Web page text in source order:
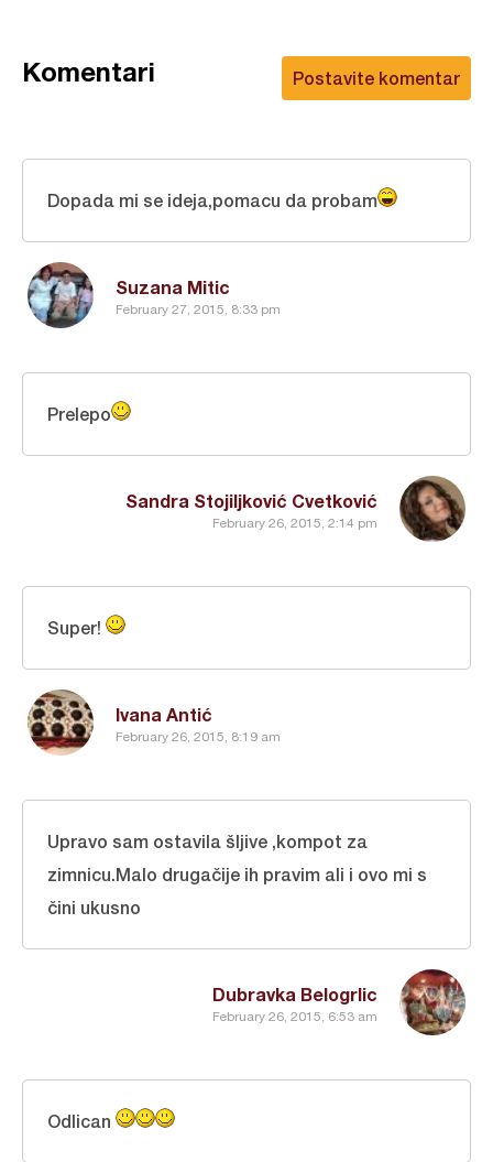
Postavite komentar
Komentari
Suzana Mitic
February 27, 2015, 8:33 pm
Dopada mi se ideja,pomacu da probam
Sandra Stojiljković Cvetković
February 26, 2015, 2:14 pm
Prelepo
Ivana Antić
February 26, 2015, 8:19 am
Super!
Dubravka Belogrlic
February 26, 2015, 6:53 am
Upravo sam ostavila šljive ,kompot za
zimnicu.Malo drugačije ih pravim ali i ovo mi s
čini ukusno
Odlican